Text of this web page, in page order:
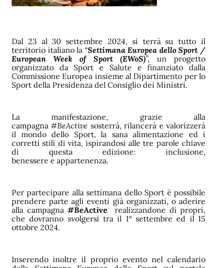
Dal 23 al 30 settembre 2024, si terrà su tutto il
territorio italiano la “Settimana Europea dello Sport /
European Week of Sport (EWoS)”, un progetto
organizzato da Sport e Salute e finanziato dalla
Commissione Europea insieme al Dipartimento per lo
Sport della Presidenza del Consiglio dei Ministri.
La manifestazione, grazie alla
campagna#BeActive sosterrà, rilancerà e valorizzerà
il mondo dello Sport, la sana alimentazione ed i
corretti stili di vita, ispirandosi alle tre parole chiave
di questa edizione: inclusione,
benessere e appartenenza.
Per partecipare alla settimana dello Sport è possibile
prendere parte agli eventi già organizzati, o aderire
alla campagna #BeActive realizzandone di propri,
che dovranno svolgersi tra il 1° settembre ed il 15
ottobre 2024.
Inserendo inoltre il proprio evento nel calendario